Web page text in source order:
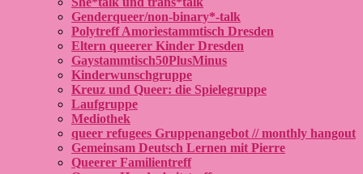
Genderqueer/non-binary*-talk
Polytreff Amoriestammtisch Dresden
Eltern queerer Kinder Dresden
Gaystammtisch50PlusMinus
Kinderwunschgruppe
Kreuz und Queer: die Spielegruppe
Laufgruppe
Mediothek
queer refugees Gruppenangebot // monthly hangout
Gemeinsam Deutsch Lernen mit Pierre
Queerer Familientreff